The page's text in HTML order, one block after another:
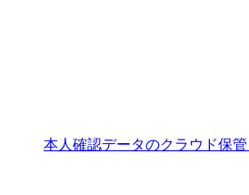
本人確認データのクラウド保